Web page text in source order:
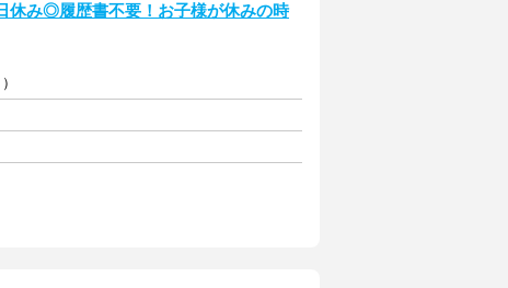
休み◎履歴書不要！お子様が休みの時